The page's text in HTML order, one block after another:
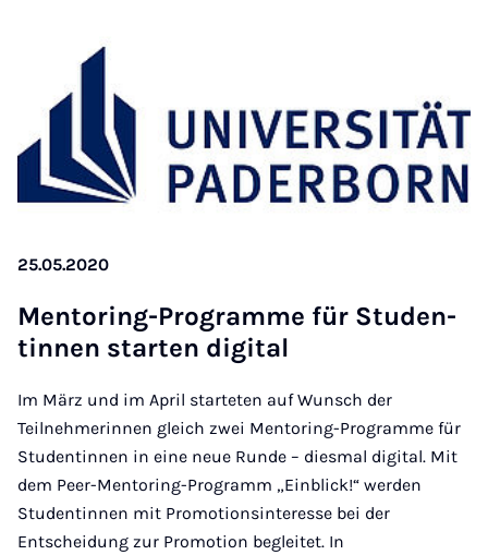
25.05.2020
Ment­or­ing-Pro­gramme für Stu­den­
tinnen starten di­git­al
Im März und im April starteten auf Wunsch der
Teilnehmerinnen gleich zwei Mentoring-Programme für
Studentinnen in eine neue Runde – diesmal digital. Mit
dem Peer-Mentoring-Programm „Einblick!“ werden
Studentinnen mit Promotionsinteresse bei der
Entscheidung zur Promotion begleitet. In